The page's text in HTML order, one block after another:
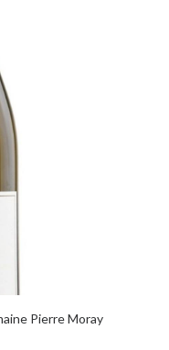
Pierre Moray